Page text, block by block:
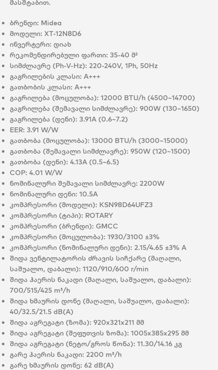
მასშტაბით.
ბრენდი: Midea
მოდელი: XT-12N8D6
ინვერტერი: დიახ
რეკომენდირებული ფართი: 35-40 მ²
სიმძლავრე (Ph-V-Hz): 220-240V, 1Ph, 50Hz
გაგრილების კლასი: A+++
გათბობის კლასი: A+++
გაგრილება (მოცულობა): 12000 BTU/h (4500~14700)
გაგრილება (შემავალი სიმძლავრე): 900W (130~1650)
გაგრილება (დენი): 3.91A (0.6~7.2)
EER: 3.91 W/W
გათბობა (მოცულობა): 13000 BTU/h (3000~15000)
გათბობა (შემავალი სიმძლავრე): 950W (120~1500)
გათბობა (დენი): 4.13A (0.5~6.5)
COP: 4.01 W/W
ნომინალური შემავალი სიმძლავრე: 2200W
ნომინალური დენი: 10.5A
კომპრესორი (მოდელი): KSN98D64UFZ3
კომპრესორი (ტიპი): ROTARY
კომპრესორი (ბრენდი): GMCC
კომპრესორი (მოცულობა): 1930/3100 ±3%
კომპრესორი (ნომინალური დენი): 2.15/4.65 ±3% A
შიდა ვენტილატორის ძრავის სიჩქარე (მაღალი,
საშუალო, დაბალი): 1120/910/600 r/min
შიდა ჰაერის ნაკადი (მაღალი, საშუალო, დაბალი):
700/515/425 m³/h
შიდა ხმაურის დონე (მაღალი, საშუალო, დაბალი):
40/32.5/21.5 dB(A)
შიდა აგრეგატი (ზომა): 920x321x211 მმ
შიდა აგრეგატი (შეფუთვის ზომა): 1005x385x295 მმ
შიდა აგრეგატი (ნეტო/გროს წონა): 11.30/14.16 კგ
გარე ჰაერის ნაკადი: 2200 m³/h
გარე ხმაურის დონე: 62 dB(A)